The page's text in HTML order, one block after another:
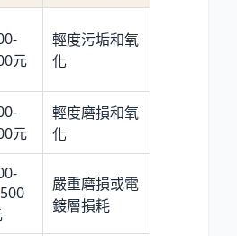
元
輕度污垢和氧
化
元
輕度磨損和氧
化
嚴重磨損或電
鍍層損耗